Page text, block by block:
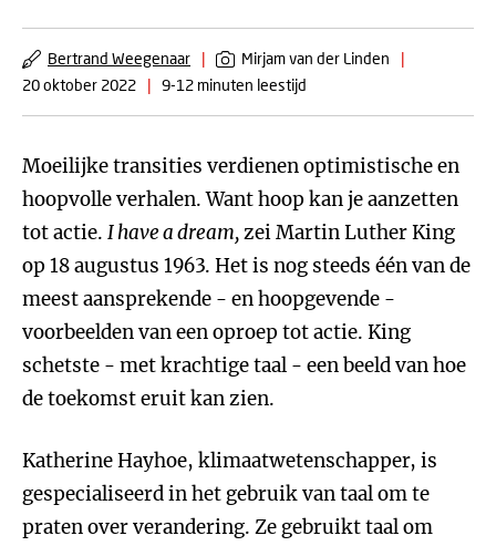
Bertrand Weegenaar | Mirjam van der Linden
|
20 oktober 2022
| 9-12 minuten leestijd
Moeilijke transities verdienen optimistische en
hoopvolle verhalen. Want hoop kan je aanzetten
tot actie. I have a dream,zei Martin Luther King
op 18 augustus 1963. Het is nog steeds één van de
meest aansprekende - en hoopgevende -
voorbeelden van een oproep tot actie. King
schetste - met krachtige taal - een beeld van hoe
de toekomst eruit kan zien.
Katherine Hayhoe, klimaatwetenschapper, is
gespecialiseerd in het gebruik van taal om te
praten over verandering. Ze gebruikt taal om